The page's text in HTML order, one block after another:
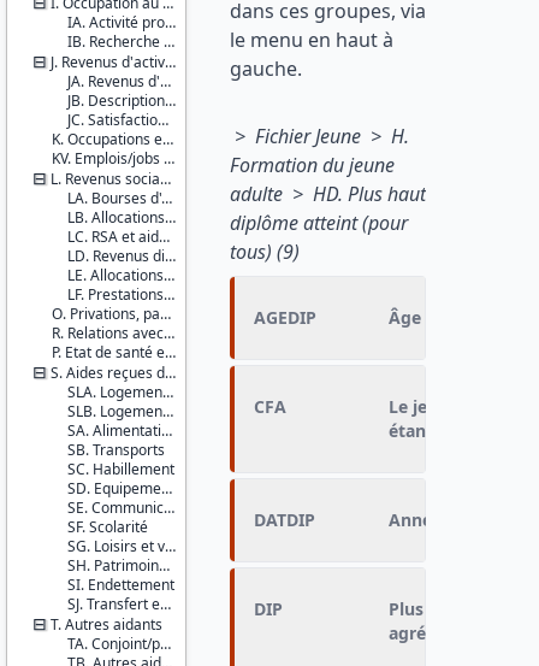
IA. Activité professionnelle
IB. Recherche d'un travail
J. Revenus d'activités et description de l'activité
JA. Revenus d'activités de la semaine précédente
JB. Description de l'activité au cours de la semaine précédente
JC. Satisfaction vis-à-vis de la situation professionnelle actuelle
K. Occupations en 2014 et revenus d'activités
KV. Emplois/jobs de vacances
L. Revenus sociaux en 2014
LA. Bourses d'études
LB. Allocations chômage
LC. RSA et aides sociales
LD. Revenus divers
LE. Allocations logement
LF. Prestations familiales
O. Privations, pauvreté subjective et indicateur de bonheur
R. Relations avec les parents
P. Etat de santé et recours aux soins des jeunes adultes
S. Aides reçues des parents
SLA. Logement 1
SLB. Logement 2
SA. Alimentation
SB. Transports
SC. Habillement
SD. Equipements
SE. Communications
SF. Scolarité
SG. Loisirs et voyages à l'étranger
SH. Patrimoine (hors logement)
SI. Endettement
SJ. Transfert enfant vers parents
T. Autres aidants
TA. Conjoint/partenaire
dans ces groupes, via
le menu en haut à
gauche.
> Fichier Jeune > H.
Formation du jeune
adulte > HD. Plus haut
diplôme atteint (pour
tous) (9)
AGEDIP Âge au moment
CFA
Le jeune adulte
étant apprenti
DATDIP Année
DIP
Plus haut
agrégé